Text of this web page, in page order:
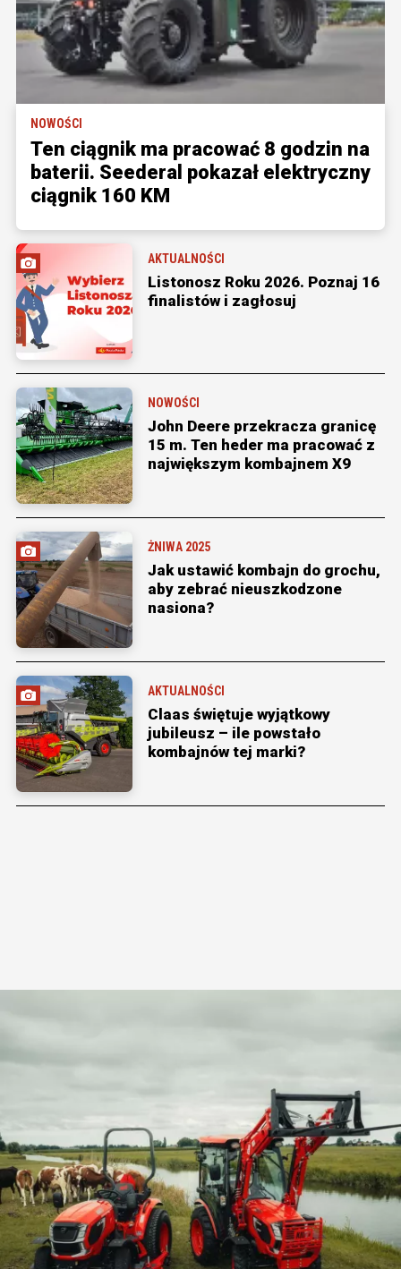
NOWOŚCI
Ten ciągnik ma pracować 8 godzin na
baterii. Seederal pokazał elektryczny
ciągnik 160 KM
AKTUALNOŚCI
Listonosz Roku 2026. Poznaj 16
finalistów i zagłosuj
NOWOŚCI
John Deere przekracza granicę
15 m. Ten heder ma pracować z
największym kombajnem X9
ŻNIWA 2025
Jak ustawić kombajn do grochu,
aby zebrać nieuszkodzone
nasiona?
AKTUALNOŚCI
Claas świętuje wyjątkowy
jubileusz – ile powstało
kombajnów tej marki?